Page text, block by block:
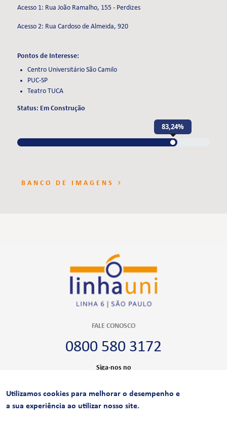
Acesso 1: Rua João Ramalho, 155 - Perdizes
Acesso 2: Rua Cardoso de Almeida, 920
Pontos de Interesse:
Centro Universitário São Camilo
PUC-SP
Teatro TUCA
Status: Em Construção
BANCO DE IMAGENS
FALE CONOSCO
0800 580 3172
Siga-nos no
CERTIFICAÇÕES
Utilizamos cookies para melhorar o desempenho e
a sua experiência ao utilizar nosso site.
83,24%